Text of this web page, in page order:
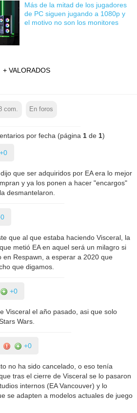
Más de la mitad de los jugadores
de PC siguen jugando a 1080p y
el motivo no son los monitores
+ VALORADOS
com. En foros
por fecha (página 1de 1)
+0
que ser adquiridos por EA era lo mejor
y ya los ponen a hacer "encargos"
desmantelaron.
que al que estaba haciendo Visceral, la
metió EA en aquel será un milagro si
en Respawn, a esperar a 2020 que
que digamos.
+0
Visceral el año pasado, asi que solo
Wars.
+0
no ha sido cancelado, o eso tenía
tras el cierre de Visceral se lo pasaron
internos (EA Vancouver) y lo
se adapten a modelos actuales de juego